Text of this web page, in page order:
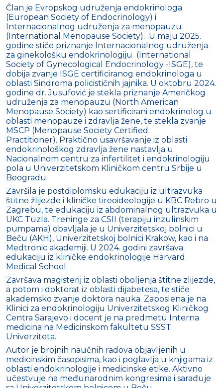
Član je Evropskog udruženja endokrinologa
(European Society of Endocrinology) i
Internacionalnog udruženja za menopauzu
(International Menopause Society). U maju 2025.
godine stiče priznanje Internacionalnog udruženja
za ginekološku endokrinologiju (International
Society of Gynecological Endocrinology -ISGE), te
dobija zvanje ISGE certificiranog endokrinologa u
oblasti Sindroma policističnih jajnika. U oktobru 2024.
godine dr. Jusufović je stekla priznanje Američkog
udruženja za menopauzu (North American
Menopause Society) kao sertificirani endokrinolog u
oblasti menopauze i zdravlja žene, te stekla zvanje
MSCP (Menopause Society Certified
Practitioner). Praktično usavršavanje iz oblasti
endokrinološkog zdravlja žene nastavlja u
Nacionalnom centru za infertilitet i endokrinologiju
pola u Univerzitetskom Kliničkom centru Srbije u
Beogradu.
Završila je postdiplomsku edukaciju iz ultrazvuka
štitne žlijezde i kliničke tireoideologije u KBC Rebro u
Zagrebu, te edukaciju iz abdominalnog ultrazvuka u
UKC Tuzla. Treninge za CSII (terapiju inzulinskim
pumpama) obavljala je u Univerzitetskoj bolnici u
Beču (AKH), Univerzitetskoj bolnici Krakow, kao i na
Medtronic akademiji. U 2024. godini završava
edukaciju iz kliničke endokrinologije Harvard
Medical School.
Završava magisterij iz oblasti oboljenja štitne zlijezde,
a potom i doktorat iz oblasti dijabetesa, te stiče
akademsko zvanje doktora nauka. Zaposlena je na
Klinici za endokrinologiju Univerzitetskog Kliničkog
Centra Sarajevo i docent je na predmetu Interna
medicina na Medicinskom fakultetu SSST
Univerziteta.
Autor je brojnih naučnih radova objavljenih u
medicinskim časopisima, kao i poglavlja u knjigama iz
oblasti endokrinologije i medicinske etike. Aktivno
učestvuje na međunarodnim kongresima i sarađuje